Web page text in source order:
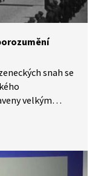
snah se
velkým
kdy se Češi
až po třicátá
vedly